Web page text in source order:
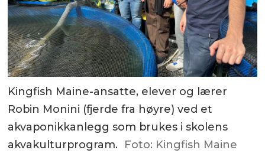
Kingfish Maine-ansatte, elever og lærer
Robin Monini (fjerde fra høyre) ved et
akvaponikkanlegg som brukes i skolens
akvakulturprogram. Foto: Kingfish Maine